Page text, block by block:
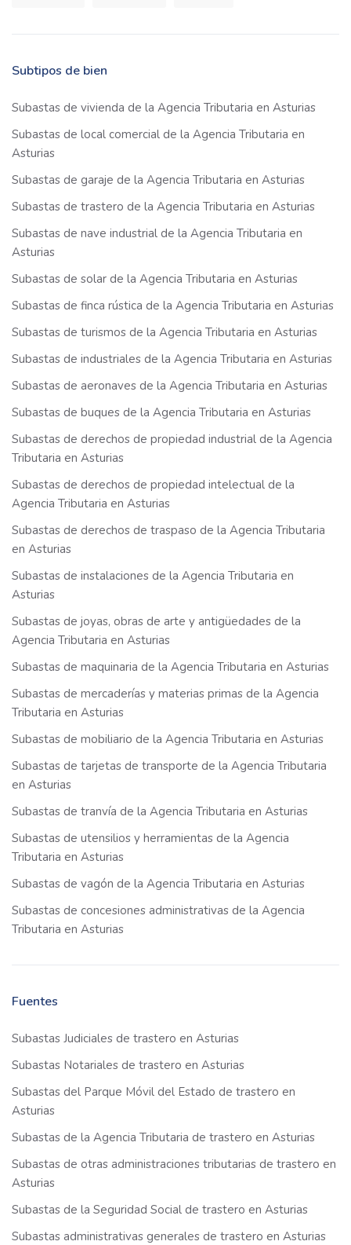
Subtipos de bien
Subastas de vivienda de la Agencia Tributaria en Asturias
Subastas de local comercial de la Agencia Tributaria en
Asturias
Subastas de garaje de la Agencia Tributaria en Asturias
Subastas de trastero de la Agencia Tributaria en Asturias
Subastas de nave industrial de la Agencia Tributaria en
Asturias
Subastas de solar de la Agencia Tributaria en Asturias
Subastas de finca rústica de la Agencia Tributaria en Asturias
Subastas de turismos de la Agencia Tributaria en Asturias
Subastas de industriales de la Agencia Tributaria en Asturias
Subastas de aeronaves de la Agencia Tributaria en Asturias
Subastas de buques de la Agencia Tributaria en Asturias
Subastas de derechos de propiedad industrial de la Agencia
Tributaria en Asturias
Subastas de derechos de propiedad intelectual de la
Agencia Tributaria en Asturias
Subastas de derechos de traspaso de la Agencia Tributaria
en Asturias
Subastas de instalaciones de la Agencia Tributaria en
Asturias
Subastas de joyas, obras de arte y antigüedades de la
Agencia Tributaria en Asturias
Subastas de maquinaria de la Agencia Tributaria en Asturias
Subastas de mercaderías y materias primas de la Agencia
Tributaria en Asturias
Subastas de mobiliario de la Agencia Tributaria en Asturias
Subastas de tarjetas de transporte de la Agencia Tributaria
en Asturias
Subastas de tranvía de la Agencia Tributaria en Asturias
Subastas de utensilios y herramientas de la Agencia
Tributaria en Asturias
Subastas de vagón de la Agencia Tributaria en Asturias
Subastas de concesiones administrativas de la Agencia
Tributaria en Asturias
Fuentes
Subastas Judiciales de trastero en Asturias
Subastas Notariales de trastero en Asturias
Subastas del Parque Móvil del Estado de trastero en
Asturias
Subastas de la Agencia Tributaria de trastero en Asturias
Subastas de otras administraciones tributarias de trastero en
Asturias
Subastas de la Seguridad Social de trastero en Asturias
Subastas administrativas generales de trastero en Asturias